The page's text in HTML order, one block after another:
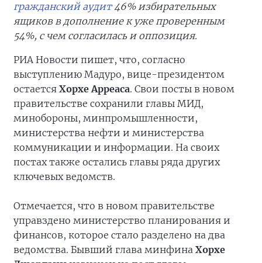
гражданский аудит46% избирательных
ящиков в дополнение к уже проверенным
54%, с чем согласилась и оппозиция.
РИА Новости пишет, что, согласно
выступлению Мадуро, вице-президентом
остается Хорхе Арреаса. Свои посты в новом
правительстве сохранили главы МИД,
минобороны, минпромышленности,
министерства нефти и министерства
коммуникации и информации. На своих
постах также остались главы ряда других
ключевых ведомств.
Отмечается, что в новом правительстве
управздено министерство планирования и
финансов, которое стало разделено на два
ведомства. Бывший глава минфина Хорхе